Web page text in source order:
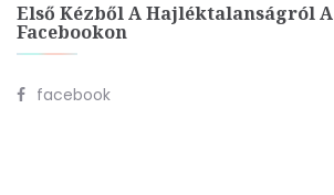
Első Kézből A Hajléktalanságról A
Facebookon
facebook